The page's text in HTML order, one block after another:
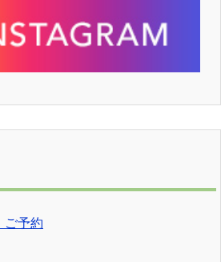
ご予約